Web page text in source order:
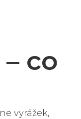
co
vyrážek,